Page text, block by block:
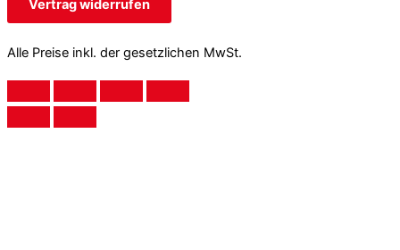
Vertrag widerrufen
Alle Preise inkl. der gesetzlichen MwSt.